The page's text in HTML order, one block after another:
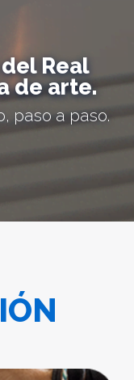
Real
de arte.
paso a paso.